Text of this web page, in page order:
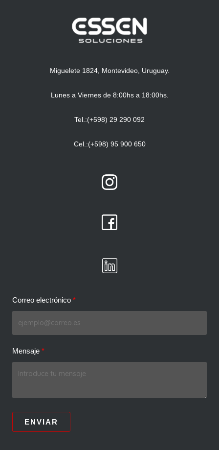
Miguelete 1824, Montevideo, Uruguay.
Lunes a Viernes de 8:00hs a 18:00hs.
Tel.:(+598) 29 290 092
Cel.:(+598) 95 900 650
Correo electrónico
Mensaje
ENVIAR